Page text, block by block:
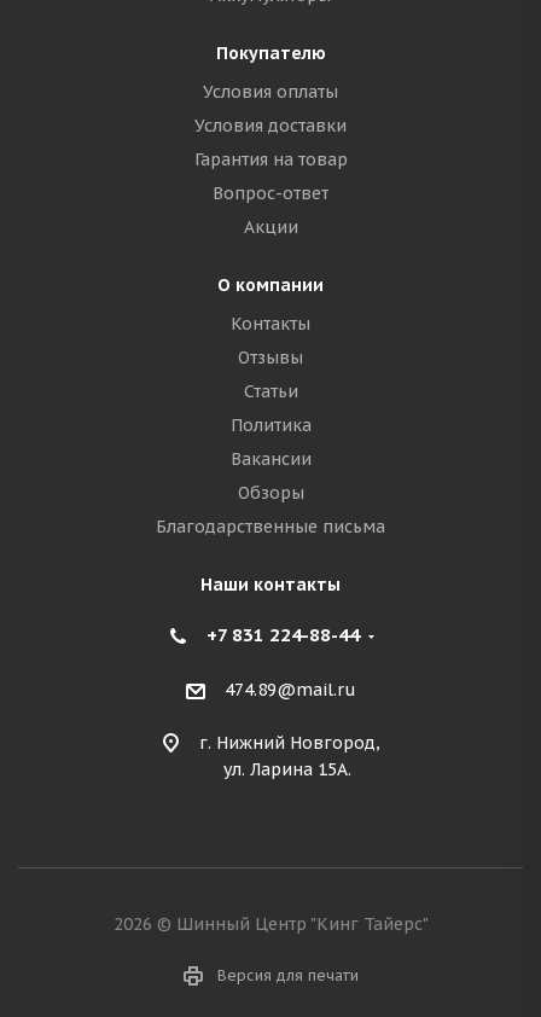
Покупателю
Условия оплаты
Условия доставки
Гарантия на товар
Вопрос-ответ
Акции
О компании
Контакты
Отзывы
Статьи
Политика
Вакансии
Обзоры
Благодарственные письма
Наши контакты
+7 831 224-88-44
474.89@mail.ru
г. Нижний Новгород,
ул. Ларина 15А.
2026 © Шинный Центр "Кинг Тайерс"
Версия для печати